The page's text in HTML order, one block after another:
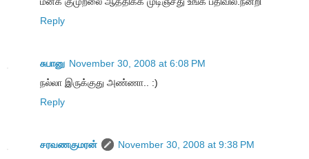
Reply
சுபானு November 30, 2008 at 6:08 PM
நல்லா இருக்குது அண்ணா.. :)
Reply
சரவணகுமரன்
November 30, 2008 at 9:38 PM